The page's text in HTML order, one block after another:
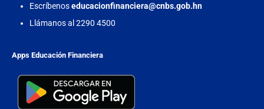
Escríbenoseducacionfinanciera@cnbs.gob.hn
Llámanos al 2290 4500
Apps Educación Financiera